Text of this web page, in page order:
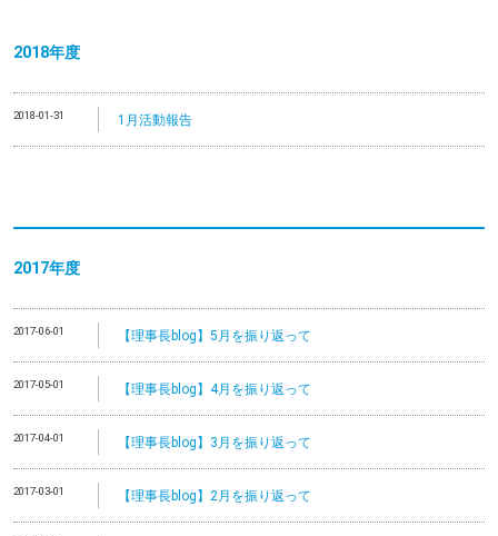
2018年度
2018-01-31 1月活動報告
2017年度
2017-06-01 【理事長blog】5月を振り返って
2017-05-01 【理事長blog】4月を振り返って
2017-04-01 【理事長blog】3月を振り返って
2017-03-01 【理事長blog】2月を振り返って